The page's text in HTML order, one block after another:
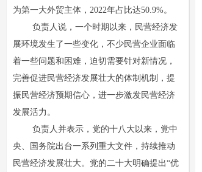
为第一大外贸主体，2022年占比达50.9%。
负责人说，一个时期以来，民营经济发
展环境发生了一些变化，不少民营企业面临
着一些问题和困难，迫切需要针对新情况，
完善促进民营经济发展壮大的体制机制，提
振民营经济预期信心，进一步激发民营经济
发展活力。
负责人并表示，党的十八大以来，党中
央、国务院出台一系列重大文件，持续推动
民营经济发展壮大。党的二十大明确提出“优